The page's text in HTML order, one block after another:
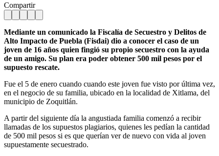
Compartir
Mediante un comunicado la Fiscalía de Secuestro y Delitos de
Alto Impacto de Puebla (Fisdai) dio a conocer el caso de un
joven de 16 años quien fingió su propio secuestro con la ayuda
de un amigo. Su plan era poder obtener 500 mil pesos por el
supuesto rescate.
Fue el 5 de enero cuando cuando este joven fue visto por última vez,
en el negocio de su familia, ubicado en la localidad de Xitlama, del
municipio de Zoquitlán.
A partir del siguiente día la angustiada familia comenzó a recibir
llamadas de los supuestos plagiarios, quienes les pedían la cantidad
de 500 mil pesos si es que querían ver de nuevo con vida al joven
supuestamente secuestrado.